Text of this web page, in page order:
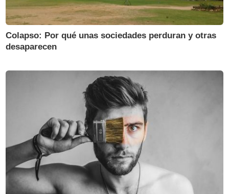
Colapso: Por qué unas sociedades perduran y otras
desaparecen